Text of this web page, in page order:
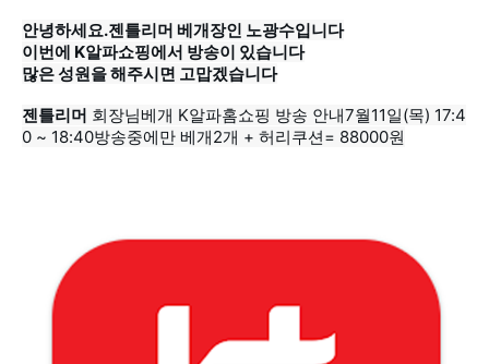
안녕하세요.젠틀리머 베개장인 노광수입니다
이번에 K알파쇼핑에서 방송이 있습니다
많은 성원을 해주시면 고맙겠습니다
젠틀리머
0 ~ 18:40방송중에만 베개2개 + 허리쿠션= 88000원